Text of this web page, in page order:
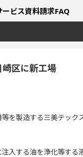
ービス資料請求FAQ
区に新工場
を製造する三美テッ
入する油を浄化等す